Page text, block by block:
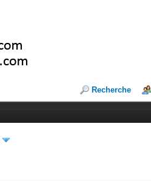
Recherche